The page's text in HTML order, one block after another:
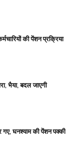
की पेंशन प्रक्रिया
भैया, बदल जाएगी
गए, घनश्याम की पेंशन पक्की